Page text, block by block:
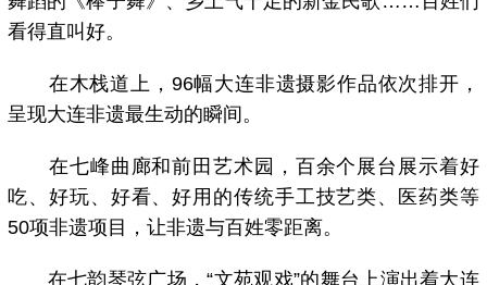
看得直叫好。
在木栈道上，96幅大连非遗摄影作品依次排开，
呈现大连非遗最生动的瞬间。
在七峰曲廊和前田艺术园，百余个展台展示着好
吃、好玩、好看、好用的传统手工技艺类、医药类等
50项非遗项目，让非遗与百姓零距离。
在七韵琴弦广场，“文苑观戏”的舞台上演出着大连